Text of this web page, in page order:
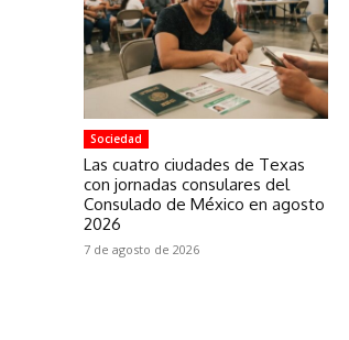
Sociedad
Las cuatro ciudades de Texas
con jornadas consulares del
Consulado de México en agosto
2026
7 de agosto de 2026